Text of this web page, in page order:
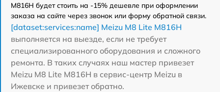
M816H будет стоить на -15% дешевле при оформлении
заказа на сайте через звонок или форму обратной связи.
[dataset:services:name] Meizu M8 Lite M816H
выполняется на выезде, если не требует
специализированного оборудования и сложного
ремонта. В таких случаях наш мастер привезет
Meizu M8 Lite M816H в сервис-центр Meizu в
Ижевске и привезет обратно.